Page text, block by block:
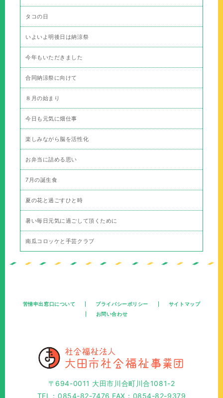
タコの日
いよいよ明後日は納涼祭
今年もいただきました
合同納涼祭に向けて
８月の始まり
今日も元気に畑仕事
楽しみながら脳を活性化
お弁当に詰める思い
7月の誕生食
夏の花と過ごすひと時
暑い毎日元気に過ごして頂くために
南瓜コロッケと手芸クラブ
苦情申出窓口について プライバシーポリシー
サイトマップ
お問い合わせ
〒694-0011 大田市川合町川合1081-2
TEL：0854-82-7476 FAX：0854-82-9379